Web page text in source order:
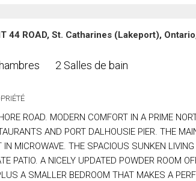
44 ROAD, St. Catharines (Lakeport),
2 Salles de bain
ROAD. MODERN COMFORT IN A PRIME
AND PORT DALHOUSIE PIER. THE
MICROWAVE. THE SPACIOUS SUNKEN
PATIO. A NICELY UPDATED POWDER ROOM
A SMALLER BEDROOM THAT MAKES A